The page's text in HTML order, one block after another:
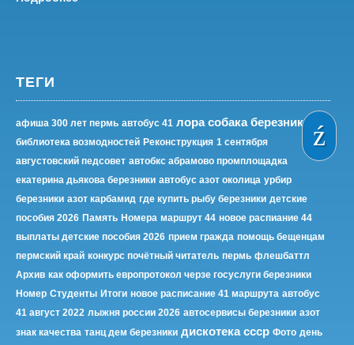
ТЕГИ
афиша 300 лет пермь автобус 41 лора собака березники
библиотека возмодностей Реконструкция 1 сентября
августовский педсовет автобкс абрамово промплощадка
екатерина дьякова березники автобус азот околица урбир
березники азот карбамид где купить рыбу березники детские
пособия 2026 Память Номера маршрут 44 новое распиание 44
выплаты детские пособия 2026 прием гражда помощь бещенцам
пермский край конкурс почётный читатель пермь флешбаттл
Архив как оформить европротокол черзе госуслуги березники
Номер Студенты Итоги новое расписание 41 маршрута автобус
41 август 2022 лыжня россии 2026 автосервисы березники азот
знак качества танц дем березники дискотека ссср Фото день